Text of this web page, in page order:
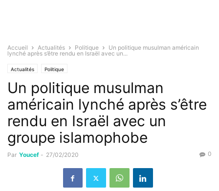
Accueil Actualités Politique
Un politique musulman américain
lynché après s’être rendu en Israël avec un...
Actualités Politique
Un politique musulman
américain lynché après s’être
rendu en Israël avec un
groupe islamophobe
Par Youcef - 27/02/2020 0